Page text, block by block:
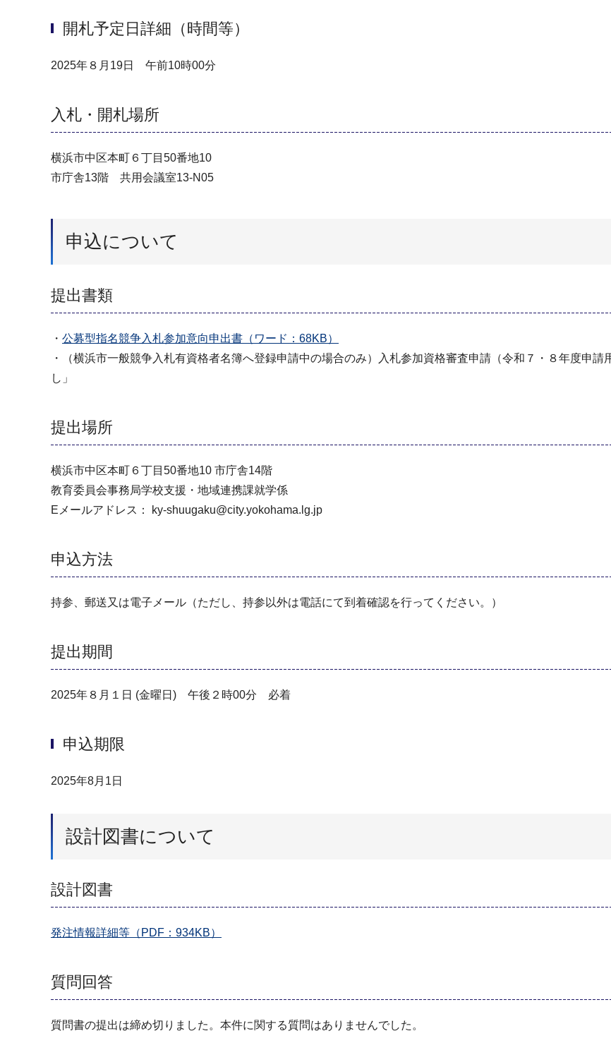
開札予定日詳細（時間等）
2025年８月19日 午前10時00分
入札・開札場所
横浜市中区本町６丁目50番地10
市庁舎13階 共用会議室13-N05
申込について
提出書類
・ 公募型指名競争入札参加意向申出書（ワード：68KB）
・（横浜市一般競争入札有資格者名簿へ登録申請中の場合のみ）入札参加資格審査申請（令和７・８年度申
し」
提出場所
横浜市中区本町６丁目50番地10 市庁舎14階
教育委員会事務局学校支援・地域連携課就学係
Eメールアドレス： ky-shuugaku@city.yokohama.lg.jp
申込方法
持参、郵送又は電子メール（ただし、持参以外は電話にて到着確認を行ってください。）
提出期間
2025年８月１日 (金曜日) 午後２時00分 必着
申込期限
2025年8月1日
設計図書について
設計図書
発注情報詳細等（PDF：934KB）
質問回答
質問書の提出は締め切りました。本件に関する質問はありませんでした。